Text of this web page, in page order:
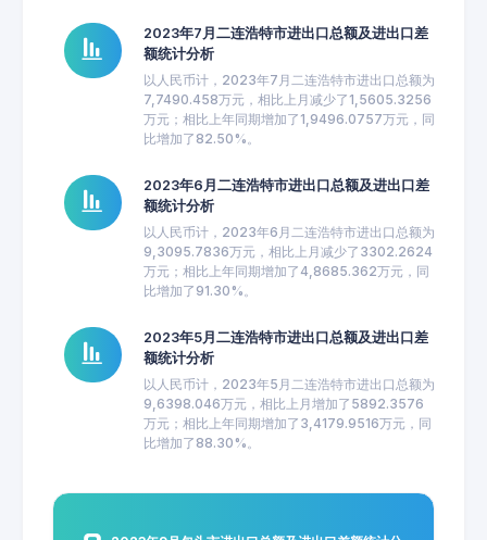
2023年7月二连浩特市进出口总额及进出口差
额统计分析
以人民币计，2023年7月二连浩特市进出口总额为
7,7490.458万元，相比上月减少了1,5605.3256
万元；相比上年同期增加了1,9496.0757万元，同
比增加了82.50%。
2023年6月二连浩特市进出口总额及进出口差
额统计分析
以人民币计，2023年6月二连浩特市进出口总额为
9,3095.7836万元，相比上月减少了3302.2624
万元；相比上年同期增加了4,8685.362万元，同
比增加了91.30%。
2023年5月二连浩特市进出口总额及进出口差
额统计分析
以人民币计，2023年5月二连浩特市进出口总额为
9,6398.046万元，相比上月增加了5892.3576
万元；相比上年同期增加了3,4179.9516万元，同
比增加了88.30%。